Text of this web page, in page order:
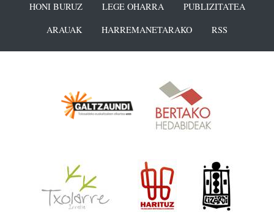
HONI BURUZ LEGE OHARRA
PUBLIZITATEA
ARAUAK
HARREMANETARAKO RSS